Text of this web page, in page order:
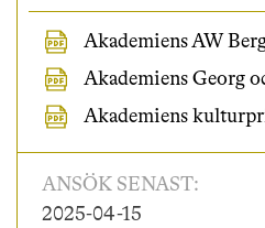
Akademiens AW
Akademiens Georg
Akademiens
ANSÖK SENAST:
2025-04-15